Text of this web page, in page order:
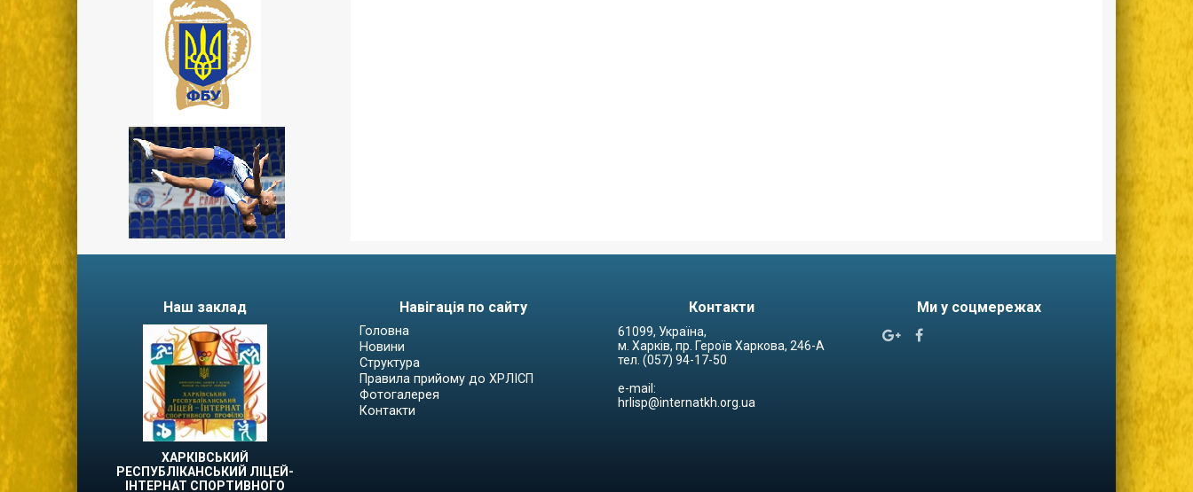
Наш заклад
ХАРКІВСЬКИЙ
РЕСПУБЛІКАНСЬКИЙ ЛІЦЕЙ-
ІНТЕРНАТ СПОРТИВНОГО
Навігація по сайту
Головна
Новини
Структура
Правила прийому до ХРЛІСП
Фотогалерея
Контакти
Контакти
61099, Україна,
м. Харків, пр. Героїв Харкова, 246-А
тел. (057) 94-17-50
e-mail:
hrlisp@internatkh.org.ua
Ми у соцмережах
 